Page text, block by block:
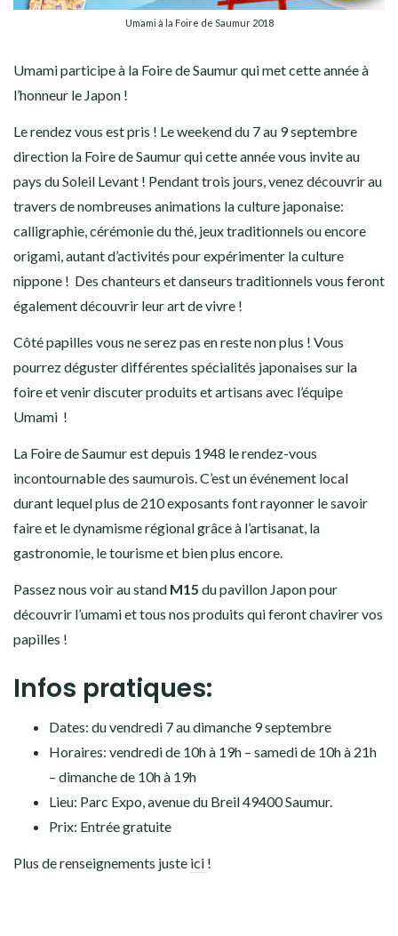
Umami à la Foire de Saumur 2018
Umami participe à la Foire de Saumur qui met cette année à
l’honneur le Japon !
Le rendez vous est pris ! Le weekend du 7 au 9 septembre
direction la Foire de Saumur qui cette année vous invite au
pays du Soleil Levant ! Pendant trois jours, venez découvrir au
travers de nombreuses animations la culture japonaise:
calligraphie, cérémonie du thé, jeux traditionnels ou encore
origami, autant d’activités pour expérimenter la culture
nippone ! Des chanteurs et danseurs traditionnels vous feront
également découvrir leur art de vivre !
Côté papilles vous ne serez pas en reste non plus ! Vous
pourrez déguster différentes spécialités japonaises sur la
foire etvenir discuter produits et artisans avec l’équipe
Umami !
La Foire de Saumur est depuis 1948 le rendez-vous
incontournable des saumurois. C’est un événement local
durant lequel plus de 210 exposants font rayonner le savoir
faire et le dynamisme régional grâce à l’artisanat, la
gastronomie, le tourisme et bien plus encore.
Passez nous voir austand M15 du pavillon Japonpour
découvrir l’umami et tous nos produits qui feront chavirer vos
papilles !
Infos pratiques:
Dates: du vendredi 7 au dimanche 9 septembre
Horaires: vendredi de 10h à 19h – samedi de 10h à 21h
– dimanche de 10h à 19h
Lieu: Parc Expo, avenue du Breil 49400 Saumur.
Prix: Entrée gratuite
Plus de renseignements juste ici !